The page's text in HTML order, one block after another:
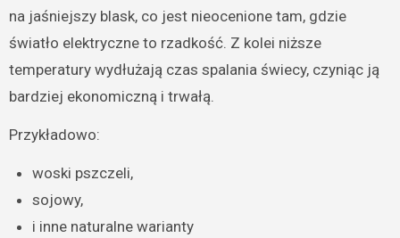
na jaśniejszy blask, co jest nieocenione tam, gdzie
światło elektryczne to rzadkość. Z kolei niższe
temperatury wydłużają czas spalania świecy, czyniąc ją
bardziej ekonomiczną i trwałą.
Przykładowo:
woski pszczeli,
sojowy,
i inne naturalne warianty